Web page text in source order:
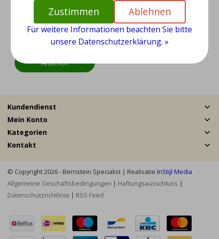
Wassersteine 5 kg Ro
hedelsteine
Ansehen
Kundendienst
Mein Konto
Kategorien
Kontakt
© Copyright 2026 - Bernstein Specialist | Realisatie InStijl Media
Allgemeine Geschäftsbedingungen | Haftungsausschluss |
Datenschutzrichtlinie | RSS Feed
Zustimmen Ablehnen
Für weitere Informationen beachten Sie bitte
unsere Datenschutzerklärung. »